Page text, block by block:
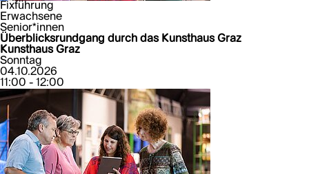
Fixführung
Erwachsene
Senior*innen
Überblicksrundgang durch das Kunsthaus Graz
Kunsthaus Graz
Sonntag
04.10.2026
11:00 - 12:00